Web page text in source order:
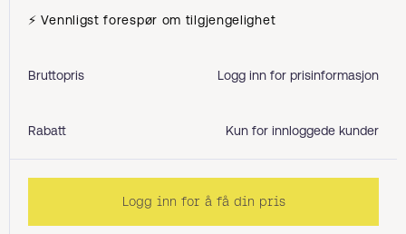
⚡ Vennligst forespør om tilgjengelighet
Bruttopris Logg inn for prisinformasjon
Rabatt Kun for innloggede kunder
Logg inn for å få din pris